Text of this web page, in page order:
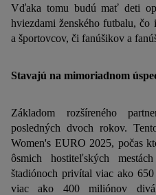
Vďaka tomu budú mať deti
hviezdami ženského futbalu,
a športovcov, či fanúšikov a
Stavajú na mimoriadnom
Základom rozšíreného
posledných dvoch rokov.
Women's EURO 2025, počas
ôsmich hostiteľských
štadiónoch privítal viac ako
viac ako 400 miliónov